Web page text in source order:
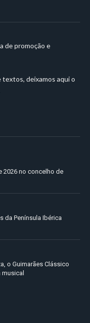
de promoção e
deixamos aqui o
2026 no concelho de
da Península Ibérica
o Guimarães Clássico